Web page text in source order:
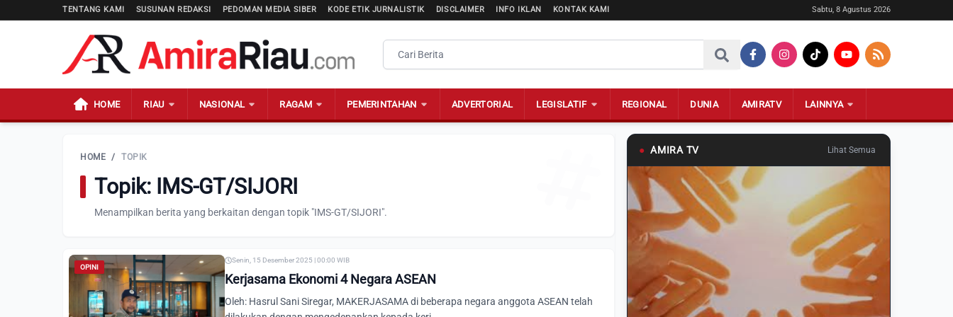
TENTANG KAMI SUSUNAN REDAKSI PEDOMAN MEDIA SIBER KODE ETIK JURNALISTIK DISCLAIMER INFO IKLAN KONTAK KAMI Sabtu, 8 Agustus 2026
HOME RIAU NASIONAL RAGAM PEMERINTAHAN ADVERTORIAL LEGISLATIF REGIONAL DUNIA AMIRATV LAINNYA
HOME / TOPIK
Topik: IMS-GT/SIJORI
Menampilkan berita yang berkaitan dengan topik "IMS-GT/SIJORI".
OPINI
Senin, 15 Desember 2025 | 00:00 WIB
Kerjasama Ekonomi 4 Negara ASEAN
Oleh: Hasrul Sani Siregar, MAKERJASAMA di beberapa negara anggota ASEAN telah
● AMIRA TV Lihat Semua